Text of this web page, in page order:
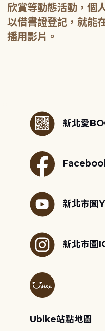
欣賞等動態活動，個
以借書證登記，就能
播用影片。
新北愛
新北市圖
新北市圖
Ubike站點地圖